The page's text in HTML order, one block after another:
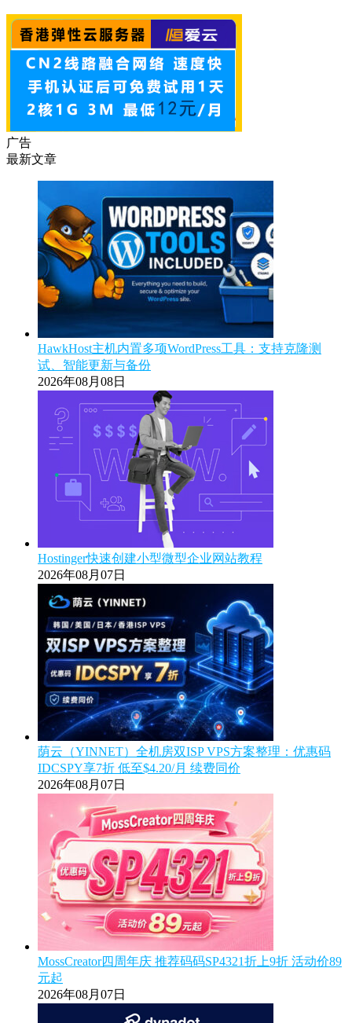
广告
最新文章
HawkHost主机内置多项WordPress工具：支持克隆测
试、智能更新与备份
2026年08月08日
Hostinger快速创建小型微型企业网站教程
2026年08月07日
荫云（YINNET）全机房双ISP VPS方案整理：优惠码
IDCSPY享7折 低至$4.20/月 续费同价
2026年08月07日
MossCreator四周年庆 推荐码码SP4321折上9折 活动价89
元起
2026年08月07日